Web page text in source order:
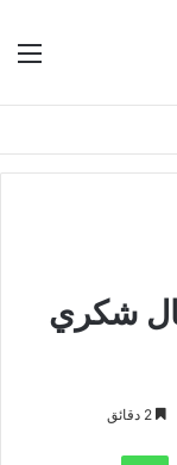
شكري
واتساب